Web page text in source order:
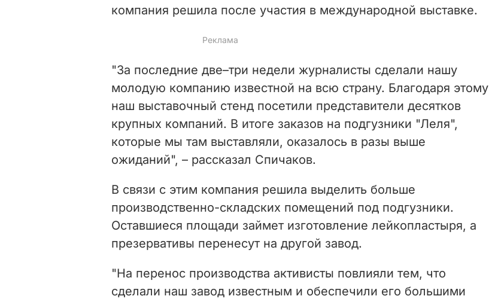
компания решила после участия в международной выставке.
"За последние две–три недели журналисты сделали нашу
молодую компанию известной на всю страну. Благодаря этому
наш выставочный стенд посетили представители десятков
крупных компаний. В итоге заказов на подгузники "Леля",
которые мы там выставляли, оказалось в разы выше
ожиданий", – рассказал Спичаков.
В связи с этим компания решила выделить больше
производственно-складских помещений под подгузники.
Оставшиеся площади займет изготовление лейкопластыря, а
презервативы перенесут на другой завод.
"На перенос производства активисты повлияли тем, что
сделали наш завод известным и обеспечили его большими